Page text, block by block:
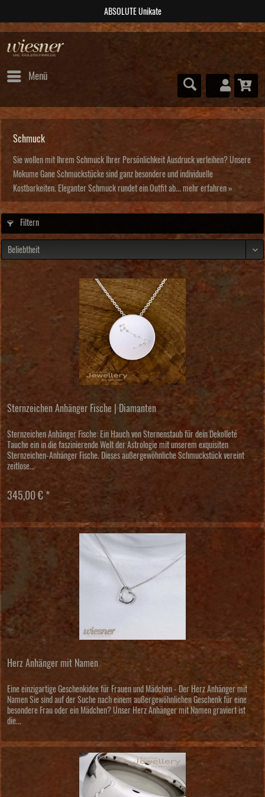
post@wiesner-trauringe.de
Menü
Schmuck
Sie wollen mit Ihrem Schmuck Ihrer Persönlichkeit Ausdruck verleihen? Unsere
Mokume Gane Schmuckstücke sind ganz besondere und individuelle
Kostbarkeiten. Eleganter Schmuck rundet ein Outfit ab... mehr erfahren »
Filtern
Sternzeichen Anhänger Fische | Diamanten
Sternzeichen Anhänger Fische: Ein Hauch von Sternenstaub für dein Dekolleté
Tauche ein in die faszinierende Welt der Astrologie mit unserem exquisiten
Sternzeichen-Anhänger Fische. Dieses außergewöhnliche Schmuckstück vereint
zeitlose...
345,00 € *
Herz Anhänger mit Namen
Eine einzigartige Geschenkidee für Frauen und Mädchen - Der Herz Anhänger mit
Namen Sie sind auf der Suche nach einem außergewöhnlichen Geschenk für eine
besondere Frau oder ein Mädchen? Unser Herz Anhänger mit Namen graviert ist
die...